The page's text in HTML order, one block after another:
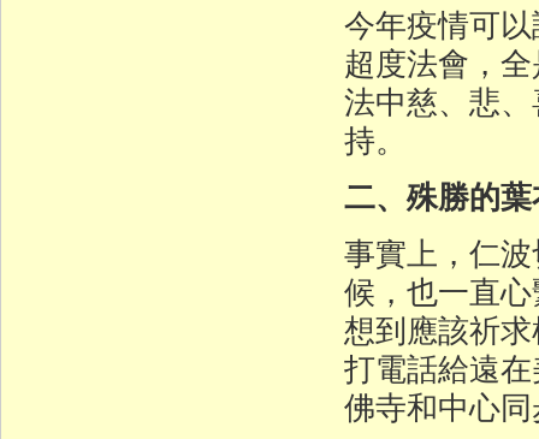
今年疫情可
超度法會，
法中慈、悲
持。
二、殊勝的
事實上，仁
候，也一直
想到應該祈
打電話給遠
佛寺和中心